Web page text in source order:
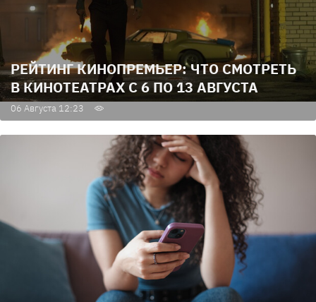
РЕЙТИНГ КИНОПРЕМЬЕР: ЧТО СМОТРЕТЬ
В КИНОТЕАТРАХ С 6 ПО 13 АВГУСТА
06 Августа 12:23